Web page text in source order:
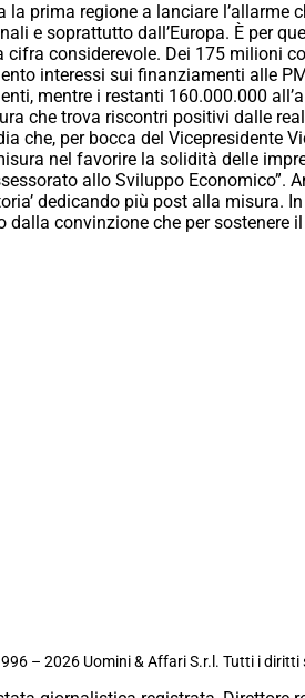
prima regione a lanciare l’allarme
e soprattutto dall’Europa. È per
considerevole. Dei 175 milioni
interessi sui finanziamenti alle
mentre i restanti 160.000.000
che trova riscontri positivi dalle
che, per bocca del Vicepresidente
nel favorire la solidità delle
allo Sviluppo Economico”.
dedicando più post alla misura.
convinzione che per sostenere
– 2026 Uomini & Affari S.r.l. Tutti i diritti